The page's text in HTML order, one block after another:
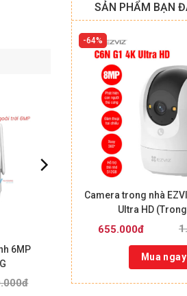
SẢN PHẨM BẠN
64%
Camera trong nhà
Ultra HD
655.000đ
Mua ngay
6MP